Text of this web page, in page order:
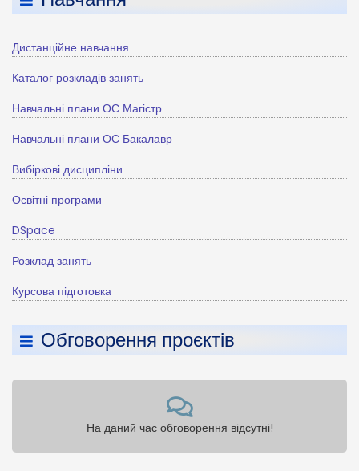
Дистанційне навчання
Каталог розкладів занять
Навчальні плани ОС Магістр
Навчальні плани ОС Бакалавр
Вибіркові дисципліни
Освітні програми
DSpace
Розклад занять
Курсова підготовка
Обговорення проєктів
На даний час обговорення відсутні!